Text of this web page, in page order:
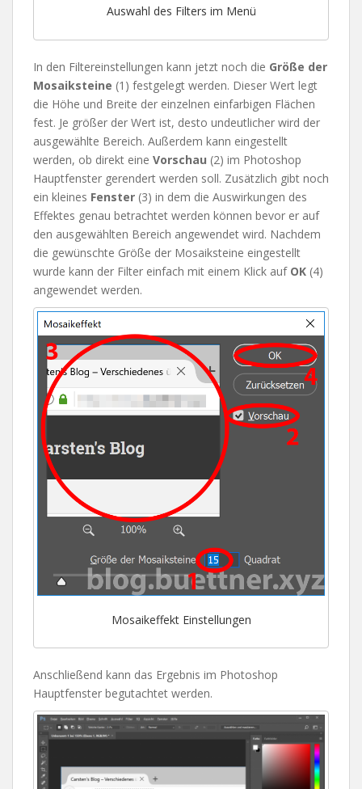
Auswahl des Filters im Menü
In den Filtereinstellungen kann jetzt noch die Größe der
Mosaiksteine (1) festgelegt werden. Dieser Wert legt
die Höhe und Breite der einzelnen einfarbigen Flächen
fest. Je größer der Wert ist, desto undeutlicher wird der
ausgewählte Bereich. Außerdem kann eingestellt
werden, ob direkt eine Vorschau (2) im Photoshop
Hauptfenster gerendert werden soll. Zusätzlich gibt noch
ein kleines Fenster (3) in dem die Auswirkungen des
Effektes genau betrachtet werden können bevor er auf
den ausgewählten Bereich angewendet wird. Nachdem
die gewünschte Größe der Mosaiksteine eingestellt
wurde kann der Filter einfach mit einem Klick auf OK (4)
angewendet werden.
Mosaikeffekt Einstellungen
Anschließend kann das Ergebnis im Photoshop
Hauptfenster begutachtet werden.